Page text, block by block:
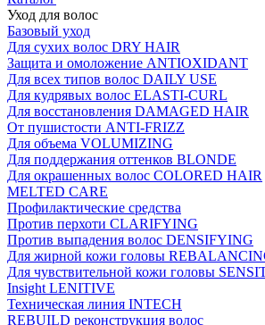
Уход для волос
Базовый уход
Для сухих волос DRY HAIR
Защита и омоложение ANTIOXIDANT
Для всех типов волос DAILY USE
Для кудрявых волос ELASTI-CURL
Для восстановления DAMAGED HAIR
От пушистости ANTI-FRIZZ
Для объема VOLUMIZING
Для поддержания оттенков BLONDE
Для окрашенных волос COLORED HAIR
MELTED CARE
Профилактические средства
Против перхоти CLARIFYING
Против выпадения волос DENSIFYING
Для жирной кожи головы
Для чувствительной кожи головы
Insight LENITIVE
Техническая линия INTECH
REBUILD реконструкция волос